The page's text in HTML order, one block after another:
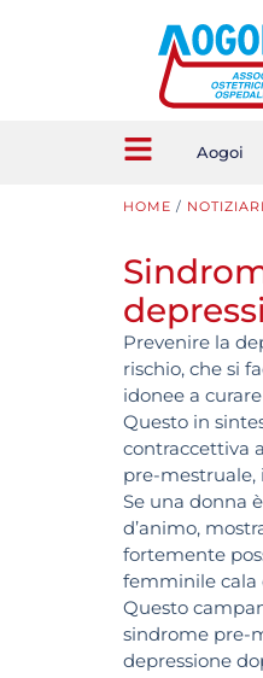
Aogoi
HOME /
Prevenire la
rischio, che si
idonee a
Questo in
contraccettiva
pre-mestruale,
Se una donna
d’animo,
fortemente
femminile cala
Questo
sindrome pre-
depressione